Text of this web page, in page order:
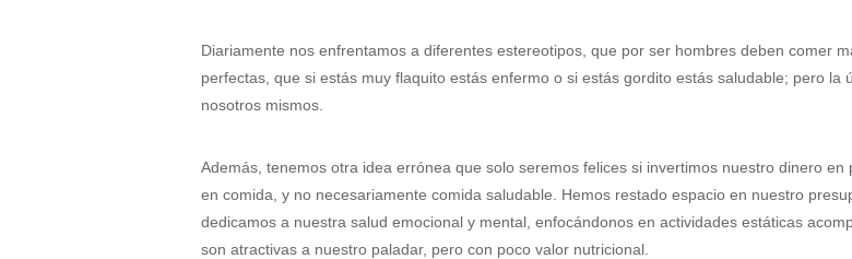
Diariamente nos enfrentamos a diferentes estereotipos, que por ser hombres deben comer
perfectas, que si estás muy flaquito estás enfermo o si estás gordito estás saludable; pero
nosotros mismos.
Además, tenemos otra idea errónea que solo seremos felices si invertimos nuestro dinero
en comida, y no necesariamente comida saludable. Hemos restado espacio en nuestro
dedicamos a nuestra salud emocional y mental, enfocándonos en actividades estáticas
son atractivas a nuestro paladar, pero con poco valor nutricional.